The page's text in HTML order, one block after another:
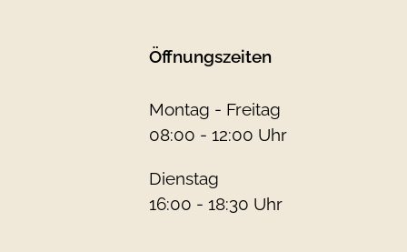
Öffnungszeiten
Montag - Freitag
08:00 - 12:00 Uhr
Dienstag
16:00 - 18:30 Uhr